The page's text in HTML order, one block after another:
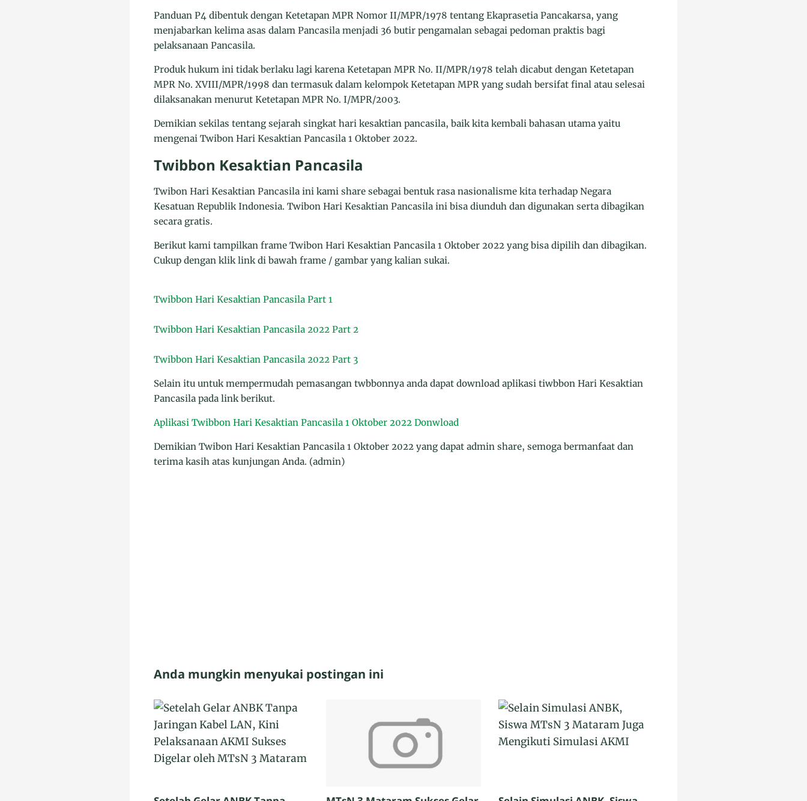
Panduan P4 dibentuk dengan Ketetapan MPR Nomor II/MPR/1978 tentang Ekaprasetia Pancakarsa, yang
menjabarkan kelima asas dalam Pancasila menjadi 36 butir pengamalan sebagai pedoman praktis bagi
pelaksanaan Pancasila.
Produk hukum ini tidak berlaku lagi karena Ketetapan MPR No. II/MPR/1978 telah dicabut dengan Ketetapan
MPR No. XVIII/MPR/1998 dan termasuk dalam kelompok Ketetapan MPR yang sudah bersifat final atau selesai
dilaksanakan menurut Ketetapan MPR No. I/MPR/2003.
Demikian sekilas tentang sejarah singkat hari kesaktian pancasila, baik kita kembali bahasan utama yaitu
mengenai Twibon Hari Kesaktian Pancasila 1 Oktober 2022.
Twibbon Kesaktian Pancasila
Twibon Hari Kesaktian Pancasila ini kami share sebagai bentuk rasa nasionalisme kita terhadap Negara
Kesatuan Republik Indonesia. Twibon Hari Kesaktian Pancasila ini bisa diunduh dan digunakan serta dibagikan
secara gratis.
Berikut kami tampilkan frame Twibon Hari Kesaktian Pancasila 1 Oktober 2022 yang bisa dipilih dan dibagikan.
Cukup dengan klik link di bawah frame / gambar yang kalian sukai.
Twibbon Hari Kesaktian Pancasila Part 1
Twibbon Hari Kesaktian Pancasila 2022 Part 2
Twibbon Hari Kesaktian Pancasila 2022 Part 3
Selain itu untuk mempermudah pemasangan twbbonnya anda dapat download aplikasi tiwbbon Hari Kesaktian
Pancasila pada link berikut.
Aplikasi Twibbon Hari Kesaktian Pancasila 1 Oktober 2022 Donwload
Demikian Twibon Hari Kesaktian Pancasila 1 Oktober 2022 yang dapat admin share, semoga bermanfaat dan
terima kasih atas kunjungan Anda. (admin)
Anda mungkin menyukai postingan ini